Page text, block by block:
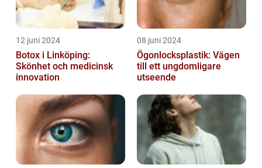
12 juni 2024
Botox i Linköping:
Skönhet och medicinsk
innovation
08 juni 2024
Ögonlocksplastik: Vägen
till ett ungdomligare
utseende